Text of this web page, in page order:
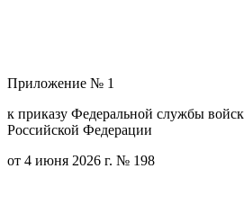
Приложение № 1
к приказу Федеральной службы
Российской Федерации
от 4 июня 2026 г. № 198